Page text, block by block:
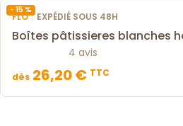
- 15 %
FLO| EXPÉDIÉ SOUS 48H
Boîtes pâtissieres blanches
4 avis
dès 26,20 € TTC